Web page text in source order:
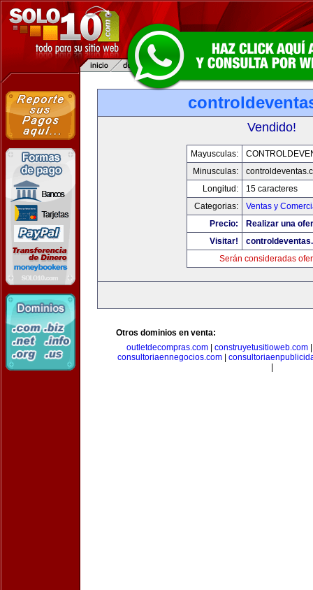
Vendido!
Mayusculas:
Minusculas:
Longitud:
15 caracteres
Categorias:
Ventas y
Precio:
Realizar una
Visitar!
Serán consideradas
Otros dominios en venta:
outletdecompras.com
construyetusitioweb.com
consultoriaennegocios.com|